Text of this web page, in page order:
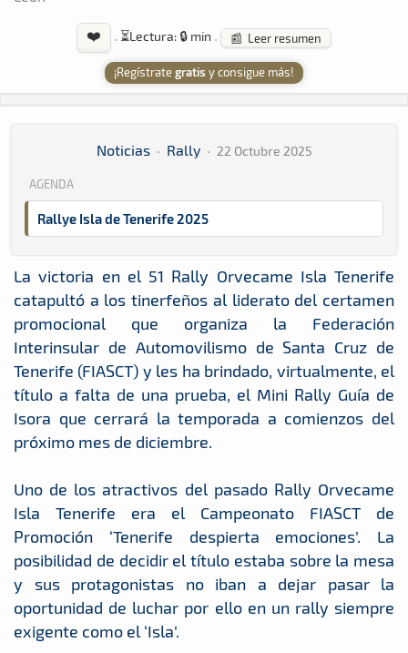
❤️ · ⏳Lectura: 🔒 min · 📰 Leer resumen
¡Regístrategratis y consigue más!
Noticias · Rally · 22 Octubre 2025
AGENDA
Rallye Isla de Tenerife 2025
La victoria en el 51 Rally Orvecame Isla Tenerife
catapultó a los tinerfeños al liderato del certamen
promocional que organiza la Federación
Interinsular de Automovilismo de Santa Cruz de
Tenerife (FIASCT) y les ha brindado, virtualmente, el
título a falta de una prueba, el Mini Rally Guía de
Isora que cerrará la temporada a comienzos del
próximo mes de diciembre.
Uno de los atractivos del pasado Rally Orvecame
Isla Tenerife era el Campeonato FIASCT de
Promoción ‘Tenerife despierta emociones’. La
posibilidad de decidir el título estaba sobre la mesa
y sus protagonistas no iban a dejar pasar la
oportunidad de luchar por ello en un rally siempre
exigente como el ‘Isla’.